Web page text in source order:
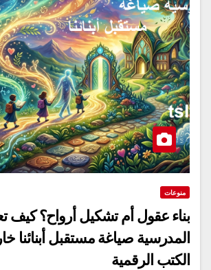
منوعات
بناء عقول أم تشكيل أرواح؟ كيف
المدرسية صياغة مستقبل أبنائنا
الكتب الرقمية